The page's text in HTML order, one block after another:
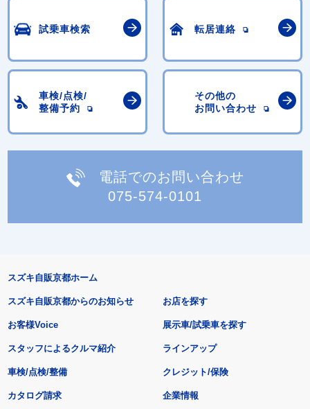
試乗車検索 転居連絡
車検/点検/
整備予約
その他の
お問い合わせ
電話でのお問い合わせ
075-574-0101
スズキ自販京都ホーム
スズキ自販京都からのお知らせ
お客様Voice
スタッフによるクルマ紹介
お店を探す
展示車/試乗車を探す
ラインアップ
車検/点検/整備 クレジット/保険
カタログ請求 企業情報